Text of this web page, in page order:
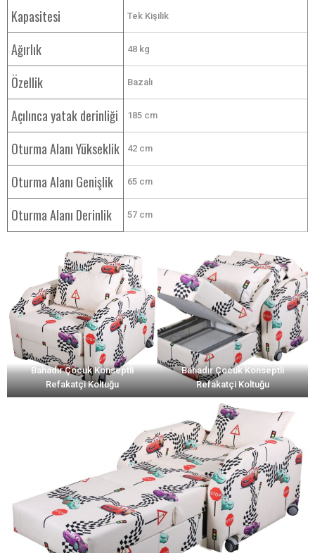
Kapasitesi Tek Kişilik
Ağırlık 48 kg
Özellik Bazalı
Açılınca yatak derinliği 185 cm
Oturma Alanı Yükseklik 42 cm
Oturma Alanı Genişlik 65 cm
Oturma Alanı Derinlik 57 cm
Bahadır Çocuk Konseptli
Refakatçi Koltuğu
Bahadır Çocuk Konseptli
Refakatçi Koltuğu